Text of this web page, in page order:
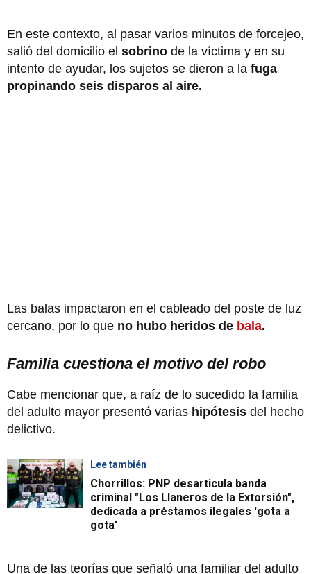
En este contexto, al pasar varios minutos de forcejeo,
salió del domicilio el sobrino de la víctima y en su
intento de ayudar, los sujetos se dieron a la fuga
propinando seis disparos al aire.
Las balas impactaron en el cableado del poste de luz
cercano, por lo que no hubo heridos de bala.
Familia cuestiona el motivo del robo
Cabe mencionar que, a raíz de lo sucedido la familia
del adulto mayor presentó varias hipótesis del hecho
delictivo.
Lee también
Chorrillos: PNP desarticula banda
criminal "Los Llaneros de la Extorsión",
dedicada a préstamos ilegales 'gota a
gota'
Una de las teorías que señaló una familiar del adulto